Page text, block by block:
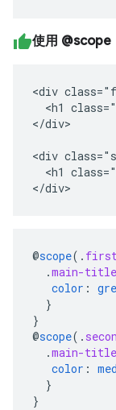
使用 @scope
<div
<h1
</div>
<div
<h1
</div>
@scope( .
.main-title
color :
}
}
@scope( .
.main-title
color :
}
}